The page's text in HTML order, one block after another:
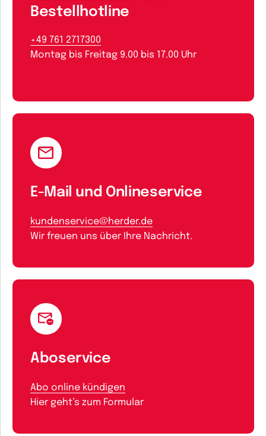
Bestellhotline
+49 761 2717300
Montag bis Freitag 9.00 bis 17.00 Uhr
E-Mail und Onlineservice
kundenservice@herder.de
Wir freuen uns über Ihre Nachricht.
Aboservice
Abo online kündigen
Hier geht’s zum Formular